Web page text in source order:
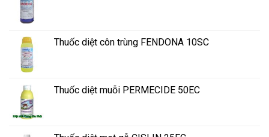
Thuốc diệt côn trùng FENDONA 10SC
Thuốc diệt muỗi PERMECIDE 50EC